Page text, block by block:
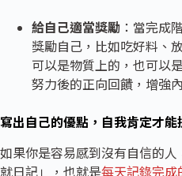
給自己適當獎勵 ：當完成
獎勵自己，比如吃好料、
可以是物質上的，也可以
努力後的正向回饋，增強
寫出自己的優點，自我肯定才能
如果你是容易感到沒有自信的
就日記」，也就是每天記錄完成